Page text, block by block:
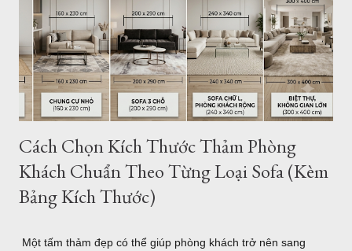
Nội. Với hơn ngàn mẫu thảm trang trí phòng khách, phòng
ngủ... Kích thước, tiêu chuẩn của Châu Âu. Toàn bộ sản phẩm
được đặt hàng theo yêu cầu của chúng tôi và nhập khẩu trực
tiếp về Việt Nam. Vì vậy bạn có thể tìm thấy cho mình một
mẫu...
Cách Chọn Kích Thước Thảm Phòng
Khách Chuẩn Theo Từng Loại Sofa (Kèm
Bảng Kích Thước)
Một tấm thảm đẹp có thể giúp phòng khách trở nên sang